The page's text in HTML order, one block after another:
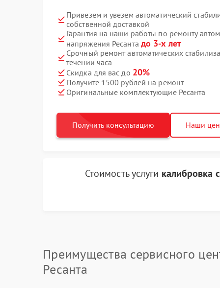
Привезем и увезем автоматический
собственной доставкой
Гарантия на наши работы по ремонту
напряжения Ресанта до 3-х лет
Срочный ремонт автоматических
течении часа
Скидка для вас до 20%
Получите 1500 рублей на ремонт
Оригинальные комплектующие Ресанта
Получить консультацию Наши
Стоимость услуги калибровка
Преимущества сервисного
Ресанта